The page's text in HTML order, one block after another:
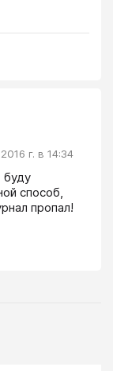
г. в 14:34
буду
способ,
пропал!